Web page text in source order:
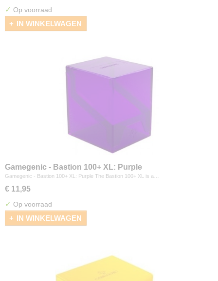
✓ Op voorraad
IN WINKELWAGEN
Gamegenic - Bastion 100+ XL: Purple
Gamegenic - Bastion 100+ XL: Purple The Bastion 100+ XL is a…
€ 11,95
✓ Op voorraad
IN WINKELWAGEN